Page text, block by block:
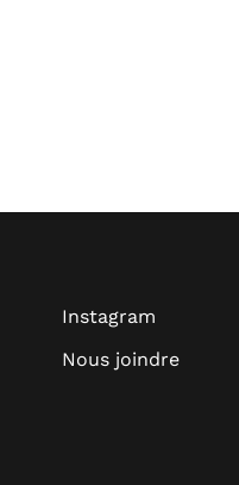
Instagram
Nous joindre